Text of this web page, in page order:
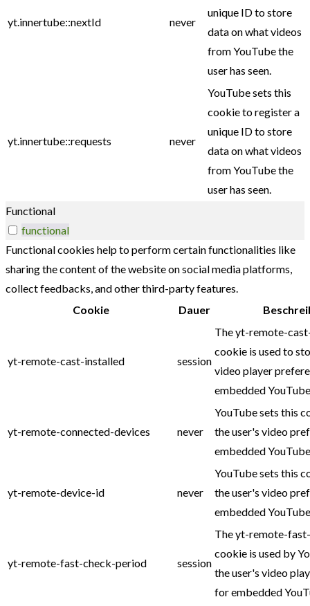
yt.innertube::nextId never
unique ID to store
data on what videos
from YouTube the
user has seen.
yt.innertube::requests never
YouTube sets this
cookie to register a
unique ID to store
data on what videos
from YouTube the
user has seen.
Functional
functional
Functional cookies help to perform certain functionalities like
sharing the content of the website on social media platforms,
collect feedbacks, and other third-party features.
Cookie
Dauer
yt-remote-cast-installed session
The yt-remote-
cookie is used to
video player
embedded
yt-remote-connected-devices never
YouTube sets this
the user's video
embedded
yt-remote-device-id never
YouTube sets this
the user's video
embedded
yt-remote-fast-check-period session
The yt-remote-
cookie is used by
the user's video
for embedded